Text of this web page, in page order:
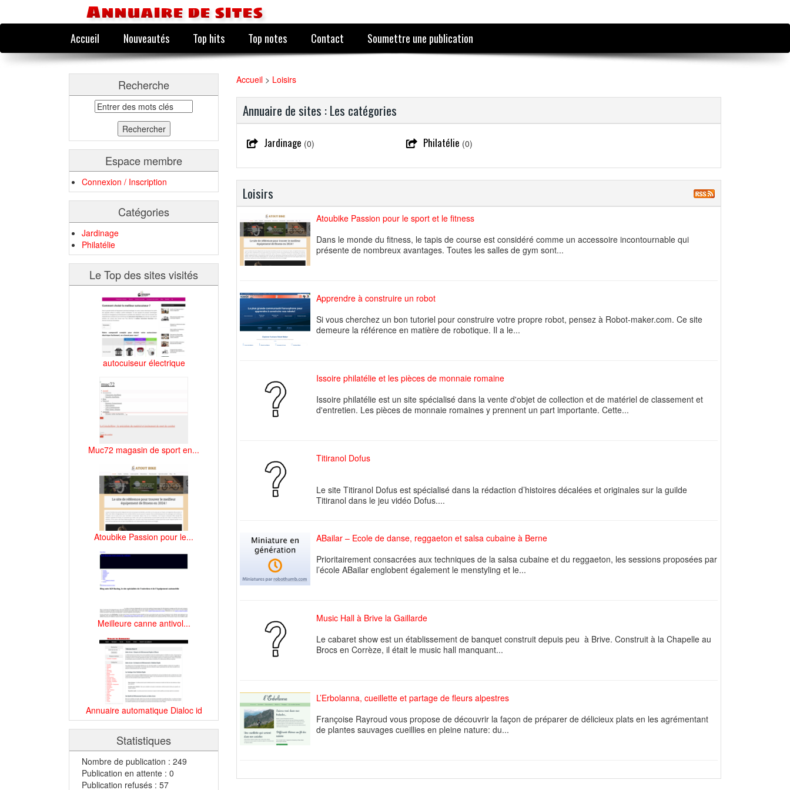
Annuaire de sites
Accueil Nouveautés Top hits Top notes Contact Soumettre une publication
Recherche
Espace membre
Connexion / Inscription
Catégories
Jardinage
Philatélie
Le Top des sites visités
autocuiseur électrique
Muc72 magasin de sport en...
Atoubike Passion pour le...
Meilleure canne antivol...
Annuaire automatique Dialoc id
Statistiques
Nombre de publication : 249
Publication en attente : 0
Publication refusés : 57
Accueil > Loisirs
Annuaire de sites : Les catégories
Jardinage (0) Philatélie (0)
Loisirs
Atoubike Passion pour le sport et le fitness
Dans le monde du fitness, le tapis de course est considéré comme un accessoire incontournable qui
présente de nombreux avantages. Toutes les salles de gym sont...
Apprendre à construire un robot
Si vous cherchez un bon tutoriel pour construire votre propre robot, pensez à Robot-maker.com. Ce site
demeure la référence en matière de robotique. Il a le...
Issoire philatélie et les pièces de monnaie romaine
Issoire philatélie est un site spécialisé dans la vente d'objet de collection et de matériel de classement et
d'entretien. Les pièces de monnaie romaines y prennent un part importante. Cette...
Titiranol Dofus
Le site Titiranol Dofus est spécialisé dans la rédaction d’histoires décalées et originales sur la guilde
Titiranol dans le jeu vidéo Dofus....
ABailar – Ecole de danse, reggaeton et salsa cubaine à Berne
Prioritairement consacrées aux techniques de la salsa cubaine et du reggaeton, les sessions proposées par
l’école ABailar englobent également le menstyling et le...
Music Hall à Brive la Gaillarde
Le cabaret show est un établissement de banquet construit depuis peu à Brive. Construit à la Chapelle au
Brocs en Corrèze, il était le music hall manquant...
L’Erbolanna, cueillette et partage de fleurs alpestres
Françoise Rayroud vous propose de découvrir la façon de préparer de délicieux plats en les agrémentant
de plantes sauvages cueillies en pleine nature: du...